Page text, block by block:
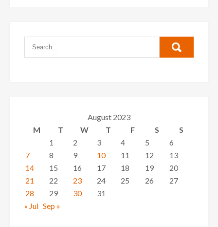
August 2023
M
T W T F S
S
1
2 3 4 5
6
7
8 9 10 11 12
13
14
15 16 17 18 19
20
21
22 23 24 25 26
27
28
29 30
31
« Jul Sep »